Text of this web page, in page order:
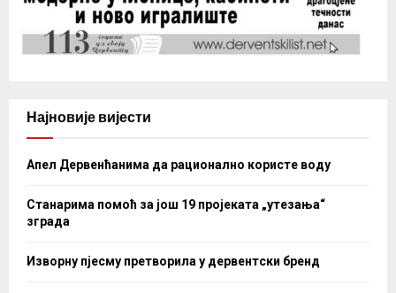
Најновије вијести
Апел Дервенћанима да рационално користе воду
Станарима помоћ за још 19 пројеката „утезања“
зграда
Изворну пјесму претворила у дервентски бренд